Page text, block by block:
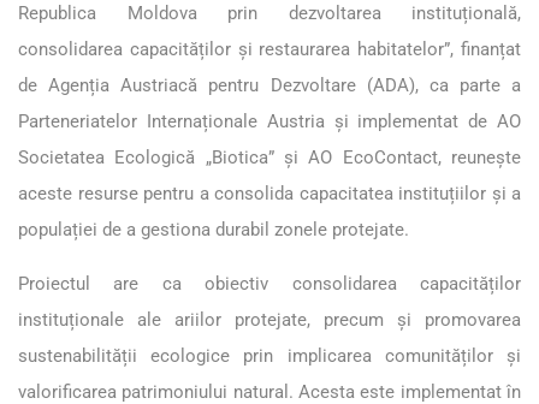
Republica Moldova prin dezvoltarea instituțională,
consolidarea capacităților și restaurarea habitatelor”, finanțat
de Agenția Austriacă pentru Dezvoltare (ADA), ca parte a
Parteneriatelor Internaționale Austria și implementat de AO
Societatea Ecologică „Biotica” și AO EcoContact, reunește
aceste resurse pentru a consolida capacitatea instituțiilor și a
populației de a gestiona durabil zonele protejate.
Proiectul are ca obiectiv consolidarea capacităților
instituționale ale ariilor protejate, precum și promovarea
sustenabilității ecologice prin implicarea comunităților și
valorificarea patrimoniului natural. Acesta este implementat în